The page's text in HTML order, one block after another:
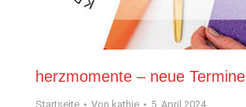
herzmomente – neue Termine
Startseite Von kathie 5. April 2024